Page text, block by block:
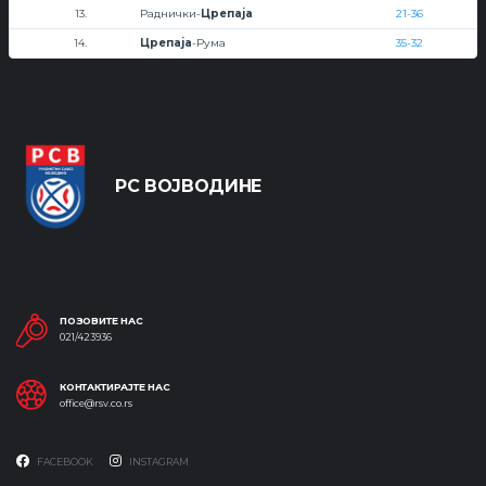
13. Раднички-Црепаја 21-36
14. Црепаја-Рума 35-32
РС ВОЈВОДИНЕ
ПОЗОВИТЕ НАС
021/423936
КОНТАКТИРАЈТЕ НАС
office@rsv.co.rs
FACEBOOK INSTAGRAM